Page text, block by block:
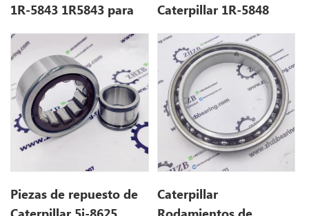
1R-5843 1R5843 para
Caterpillar 1R-5848
Piezas de repuesto de
Caterpillar